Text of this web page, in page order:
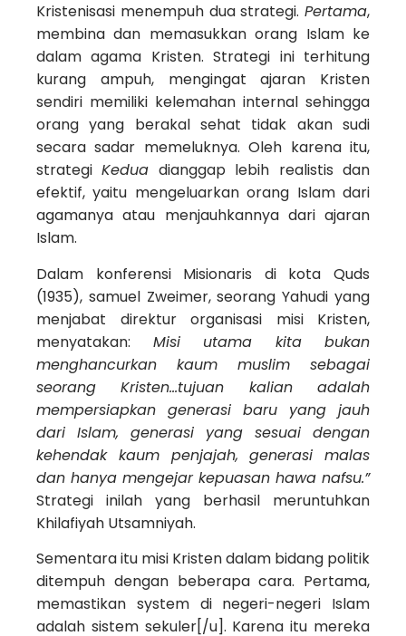
Kristenisasi menempuh dua strategi. Pertama,
membina dan memasukkan orang Islam ke
dalam agama Kristen. Strategi ini terhitung
kurang ampuh, mengingat ajaran Kristen
sendiri memiliki kelemahan internal sehingga
orang yang berakal sehat tidak akan sudi
secara sadar memeluknya. Oleh karena itu,
strategiKedua dianggap lebih realistis dan
efektif, yaitu mengeluarkan orang Islam dari
agamanya atau menjauhkannya dari ajaran
Islam.
Dalam konferensi Misionaris di kota Quds
(1935), samuel Zweimer, seorang Yahudi yang
menjabat direktur organisasi misi Kristen,
menyatakan: Misi utama kita bukan
menghancurkan kaum muslim sebagai
seorang Kristen…tujuan kalian adalah
mempersiapkan generasi baru yang jauh
dari Islam, generasi yang sesuai dengan
kehendak kaum penjajah, generasi malas
dan hanya mengejar kepuasan hawa nafsu.”
Strategi inilah yang berhasil meruntuhkan
Khilafiyah Utsamniyah.
Sementara itu misi Kristen dalam bidang politik
ditempuh dengan beberapa cara. Pertama,
memastikan system di negeri-negeri Islam
adalah sistem sekuler[/u]. Karena itu mereka